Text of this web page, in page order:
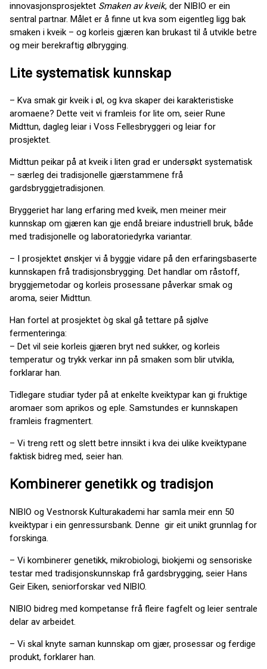
innovasjonsprosjektet Smaken av kveik, der NIBIO er ein
sentral partnar. Målet er å finne ut kva som eigentleg ligg bak
smaken i kveik – og korleis gjæren kan brukast til å utvikle betre
og meir berekraftig ølbrygging.
Lite systematisk kunnskap
– Kva smak gir kveik i øl, og kva skaper dei karakteristiske
aromaene? Dette veit vi framleis for lite om, seier Rune
Midttun, dagleg leiar i Voss Fellesbryggeri og leiar for
prosjektet.
Midttun peikar på at kveik i liten grad er undersøkt systematisk
– særleg dei tradisjonelle gjærstammene frå
gardsbryggjetradisjonen.
Bryggeriet har lang erfaring med kveik, men meiner meir
kunnskap om gjæren kan gje endå breiare industriell bruk, både
med tradisjonelle og laboratoriedyrka variantar.
– I prosjektet ønskjer vi å byggje vidare på den erfaringsbaserte
kunnskapen frå tradisjonsbrygging. Det handlar om råstoff,
bryggjemetodar og korleis prosessane påverkar smak og
aroma, seier Midttun.
Han fortel at prosjektet òg skal gå tettare på sjølve
fermenteringa:
– Det vil seie korleis gjæren bryt ned sukker, og korleis
temperatur og trykk verkar inn på smaken som blir utvikla,
forklarar han.
Tidlegare studiar tyder på at enkelte kveiktypar kan gi fruktige
aromaer som aprikos og eple. Samstundes er kunnskapen
framleis fragmentert.
– Vi treng rett og slett betre innsikt i kva dei ulike kveiktypane
faktisk bidreg med, seier han.
Kombinerer genetikk og tradisjon
NIBIO og Vestnorsk Kulturakademi har samla meir enn 50
kveiktypar i ein genressursbank. Denne gir eit unikt grunnlag for
forskinga.
– Vi kombinerer genetikk, mikrobiologi, biokjemi og sensoriske
testar med tradisjonskunnskap frå gardsbrygging, seier Hans
Geir Eiken, seniorforskar ved NIBIO.
NIBIO bidreg med kompetanse frå fleire fagfelt og leier sentrale
delar av arbeidet.
– Vi skal knyte saman kunnskap om gjær, prosessar og ferdige
produkt, forklarer han.